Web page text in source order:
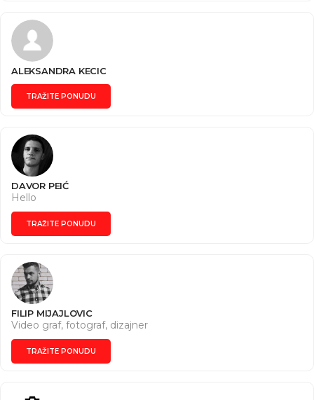
ALEKSANDRA KECIC
TRAŽITE PONUDU
DAVOR PEIĆ
Hello
TRAŽITE PONUDU
FILIP MIJAJLOVIC
Video graf, fotograf, dizajner
TRAŽITE PONUDU